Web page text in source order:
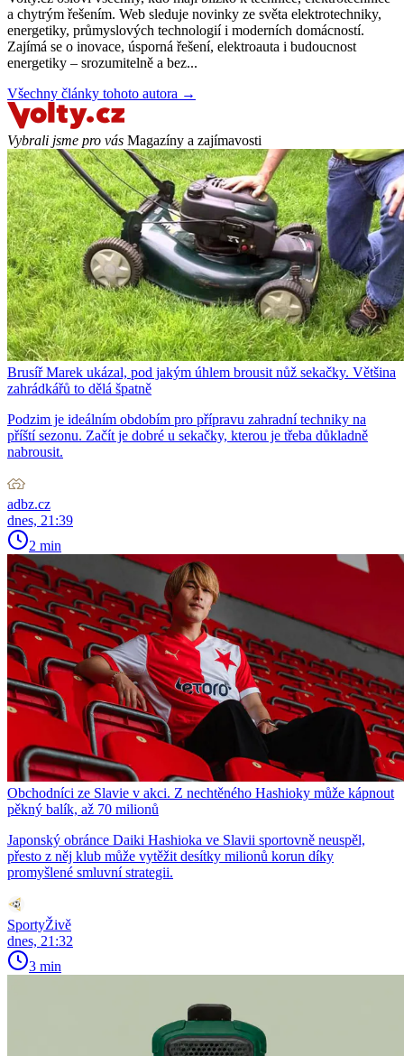
a chytrým řešením. Web sleduje novinky ze světa elektrotechniky,
energetiky, průmyslových technologií i moderních domácností.
Zajímá se o inovace, úsporná řešení, elektroauta i budoucnost
energetiky – srozumitelně a bez...
Všechny články tohoto autora →
Vybrali jsme pro vás Magazíny a zajímavosti
Brusíř Marek ukázal, pod jakým úhlem brousit nůž sekačky. Většina
zahrádkářů to dělá špatně
Podzim je ideálním obdobím pro přípravu zahradní techniky na
příští sezonu. Začít je dobré u sekačky, kterou je třeba důkladně
nabrousit.
adbz.cz
dnes, 21:39
2 min
Obchodníci ze Slavie v akci. Z nechtěného Hashioky může kápnout
pěkný balík, až 70 milionů
Japonský obránce Daiki Hashioka ve Slavii sportovně neuspěl,
přesto z něj klub může vytěžit desítky milionů korun díky
promyšlené smluvní strategii.
SportyŽivě
dnes, 21:32
3 min